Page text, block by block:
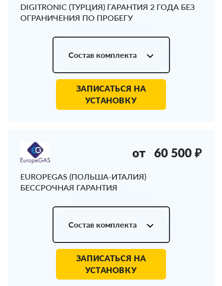
DIGITRONIC (ТУРЦИЯ) ГАРАНТИЯ 2 ГОДА БЕЗ
ОГРАНИЧЕНИЯ ПО ПРОБЕГУ
Состав комплекта
ЗАПИСАТЬСЯ НА
УСТАНОВКУ
EUROPEGAS (ПОЛЬША-ИТАЛИЯ)
БЕССРОЧНАЯ ГАРАНТИЯ
от 60 500 ₽
Состав комплекта
ЗАПИСАТЬСЯ НА
УСТАНОВКУ